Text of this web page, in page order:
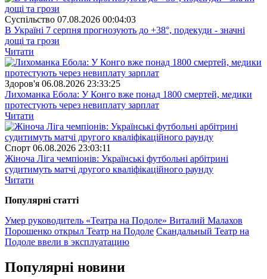
Суспiльство 07.08.2026 00:04:03
В Україні 7 серпня прогнозують до +38°, подекуди - значні
дощі та грози
Читати
Здоров'я 06.08.2026 23:33:25
Лихоманка Ебола: У Конго вже понад 1800 смертей, медики
протестують через невиплату зарплат
Читати
Спорт 06.08.2026 23:03:11
Жіноча Ліга чемпіонів: Українські футбольні арбітрині
судитимуть матчі другого кваліфікаційного раунду
Читати
Популярнi статтi
Умер руководитель «Театра на Подоле» Виталий Малахов
Порошенко открыл Театр на Подоле Скандальный Театр на
Подоле ввели в эксплуатацию
Популярнi новини